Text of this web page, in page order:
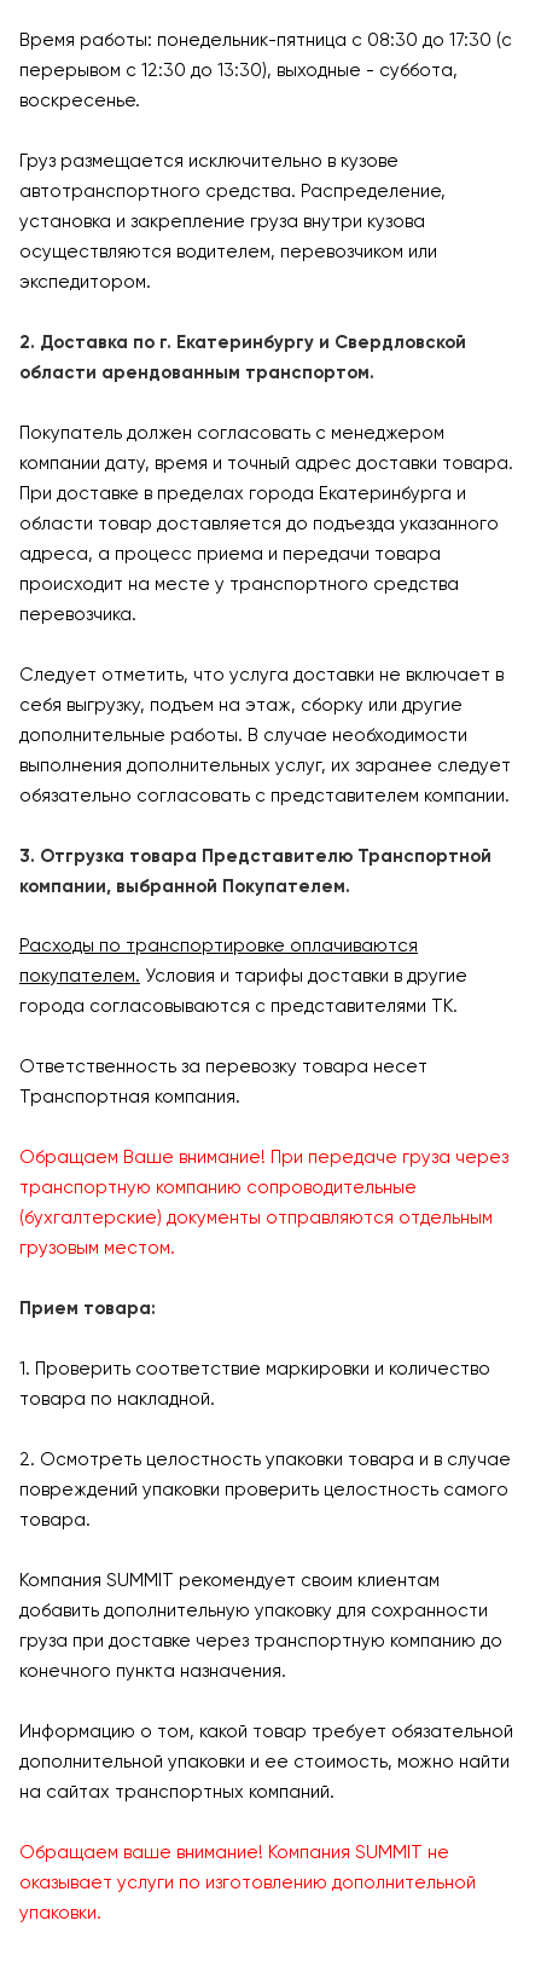
Время работы: понедельник-пятница с 08:30 до 17:30 (с
перерывом с 12:30 до 13:30), выходные - суббота,
воскресенье.
Груз размещается исключительно в кузове
автотранспортного средства. Распределение,
установка и закрепление груза внутри кузова
осуществляются водителем, перевозчиком или
экспедитором.
2. Доставка по г. Екатеринбургу и Свердловской
области арендованным транспортом.
Покупатель должен согласовать с менеджером
компании дату, время и точный адрес доставки товара.
При доставке в пределах города Екатеринбурга и
области товар доставляется до подъезда указанного
адреса, а процесс приема и передачи товара
происходит на месте у транспортного средства
перевозчика.
Следует отметить, что услуга доставки не включает в
себя выгрузку, подъем на этаж, сборку или другие
дополнительные работы. В случае необходимости
выполнения дополнительных услуг, их заранее следует
обязательно согласовать с представителем компании.
3. Отгрузка товара Представителю Транспортной
компании, выбранной Покупателем.
Расходы по транспортировке оплачиваются
покупателем. Условия и тарифы доставки в другие
города согласовываются с представителями ТК.
Ответственность за перевозку товара несет
Транспортная компания.
Обращаем Ваше внимание! При передаче груза через
транспортную компанию сопроводительные
(бухгалтерские) документы отправляются отдельным
грузовым местом.
Прием товара:
1. Проверить соответствие маркировки и количество
товара по накладной.
2. Осмотреть целостность упаковки товара и в случае
повреждений упаковки проверить целостность самого
товара.
Компания SUMMIT рекомендует своим клиентам
добавить дополнительную упаковку для сохранности
груза при доставке через транспортную компанию до
конечного пункта назначения.
Информацию о том, какой товар требует обязательной
дополнительной упаковки и ее стоимость, можно найти
на сайтах транспортных компаний.
Обращаем ваше внимание! Компания SUMMIT не
оказывает услуги по изготовлению дополнительной
упаковки.